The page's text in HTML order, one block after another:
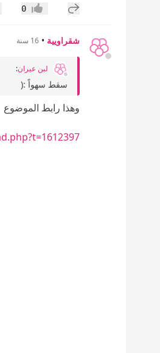
إضافة رد جديد
إعجاب0
شقراويية • 16 سنة
لبن عيران:
سقط سهواً :(
وهذا رابط الموضوع